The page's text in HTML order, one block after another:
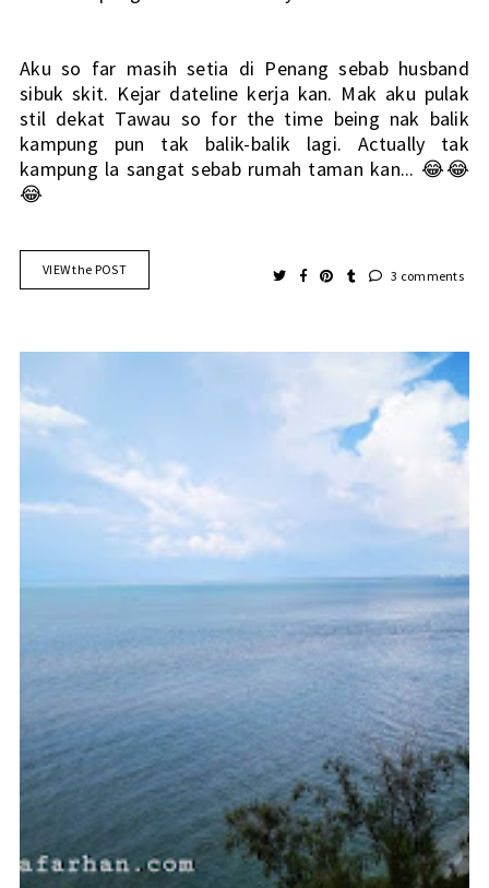
Aku so far masih setia di Penang sebab husband
sibuk skit. Kejar dateline kerja kan. Mak aku pulak
stil dekat Tawau so for the time being nak balik
kampung pun tak balik-balik lagi. Actually tak
kampung la sangat sebab rumah taman kan... 😂😂
😂
VIEW the POST 3 comments